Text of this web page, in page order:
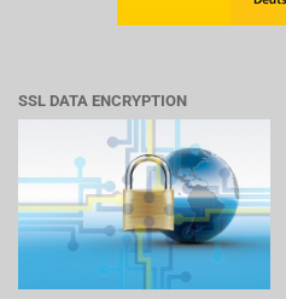
SSL DATA ENCRYPTION